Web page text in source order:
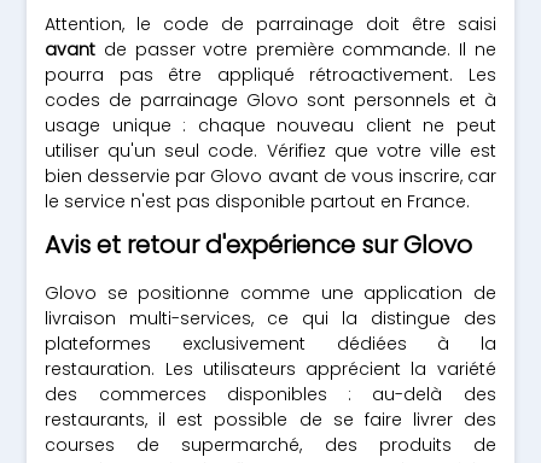
Attention, le code de parrainage doit être saisi
avant de passer votre première commande. Il ne
pourra pas être appliqué rétroactivement. Les
codes de parrainage Glovo sont personnels et à
usage unique : chaque nouveau client ne peut
utiliser qu'un seul code. Vérifiez que votre ville est
bien desservie par Glovo avant de vous inscrire, car
le service n'est pas disponible partout en France.
Avis et retour d'expérience sur Glovo
Glovo se positionne comme une application de
livraison multi-services, ce qui la distingue des
plateformes exclusivement dédiées à la
restauration. Les utilisateurs apprécient la variété
des commerces disponibles : au-delà des
restaurants, il est possible de se faire livrer des
courses de supermarché, des produits de